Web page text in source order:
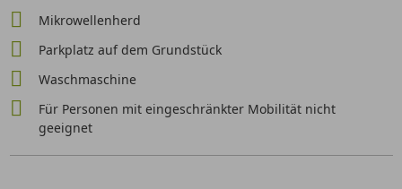
Mikrowellenherd
Parkplatz auf dem Grundstück
Waschmaschine
Für Personen mit eingeschränkter Mobilität nicht
geeignet